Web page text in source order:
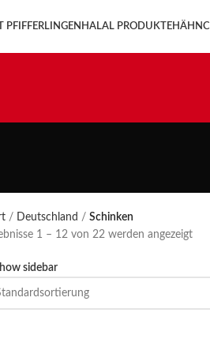
PFIFFERLINGEN HALAL PRODUKTE
Deutschland
Schinken
1 – 12 von 22 werden angezeigt
sidebar